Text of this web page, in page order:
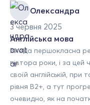
Олександра
3 червня 2025
Англійська мова
Влада першокласна
півтора роки, і за цей
своїй англійській,
рівня В2+, а тут
очевидно, як на